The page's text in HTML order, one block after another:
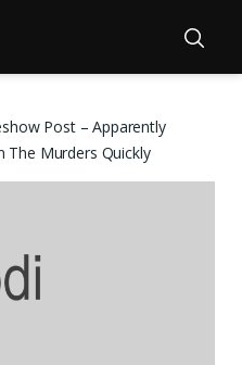
Post – Apparently
The Murders Quickly